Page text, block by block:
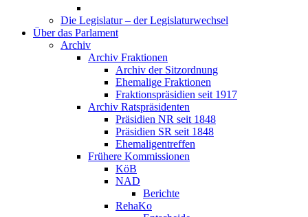
Die Legislatur – der Legislaturwechsel
Über das Parlament
Archiv
Archiv Fraktionen
Archiv der Sitzordnung
Ehemalige Fraktionen
Fraktionspräsidien seit 1917
Archiv Ratspräsidenten
Präsidien NR seit 1848
Präsidien SR seit 1848
Ehemaligentreffen
Frühere Kommissionen
KöB
NAD
Berichte
RehaKo